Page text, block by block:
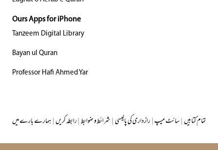
Ours Apps for iPhone
Tanzeem Digital Library
Bayan ul Quran
Professor Hafi Ahmed Yar
ہمارے بارے میں|رابطہ کریں|شرائط و ضوابط|رازداری کی پالیسی|سائٹ میپ|تمام کتابیں